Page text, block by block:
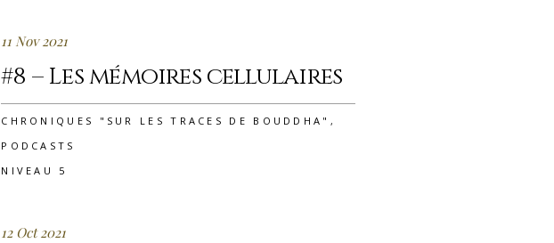
11 Nov 2021
#8 – Les mémoires cellulaires
CHRONIQUES "SUR LES TRACES DE BOUDDHA" ,
PODCASTS
NIVEAU 5
12 Oct 2021